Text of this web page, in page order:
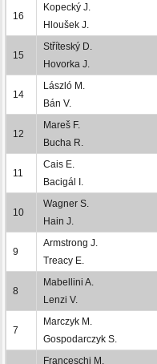
16
Kopecký J.
Hloušek J.
15
Stříteský D.
Hovorka J.
14
László M.
Bán V.
12
Mareš F.
Bucha R.
11
Cais E.
Bacigál I.
10
Wagner S.
Hain J.
9
Armstrong J.
Treacy E.
8
Mabellini A.
Lenzi V.
7
Marczyk M.
Gospodarczyk S.
Franceschi M.